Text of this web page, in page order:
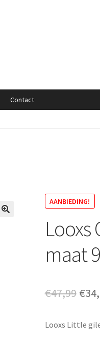
Contact
AANBIEDING!
Looxs
maat
€47,99
was:
€
Looxs Little